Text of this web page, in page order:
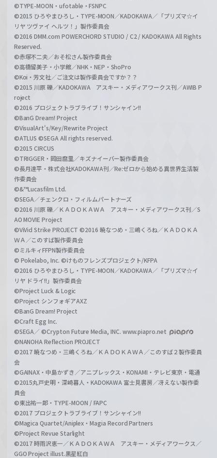
©TYPE-MOON・ufotable・FSNPC
©2015 ひろやまひろし・TYPE-MOON／KADOKAWA／「プリズマ☆イ
リヤ ツヴァイ ヘルツ！」製作委員会
©2016 DMM.com POWERCHORD STUDIO / C2 / KADOKAWA All Rights
Reserved.
©赤塚不二夫／おそ松さん製作委員会
©高橋留美子・小学館／NHK・NEP・ShoPro
©Koi・芳文社／ご注文は製作委員会ですか？？
©2015 川原 礫／KADOKAWA アスキー・メディアワークス刊／AWIB P
roject
©2016 プロジェクトラブライブ！サンシャイン!!
©BanG Dream! Project
©VisualArt's/Key/Rewrite Project
©ATLUS ©SEGA All rights reserved.
©2015 CIRCUS
©TRIGGER・岡田麿里／キズナイーバー製作委員会
©長月達平・株式会社KADOKAWA刊／Re:ゼロから始める異世界生活製
作委員会
©&™Lucasfilm Ltd.
©SEGA／チェンクロ・フィルムパートナーズ
©2016 川原 礫／ＫＡＤＯＫＡＷＡ アスキー・メディアワークス刊／S
AO MOVIE Project
©ViVid Strike PROJECT ©2016 暁なつめ・三嶋くろね／ＫＡＤＯＫＡ
ＷＡ／このすば製作委員会
©ミルキィFFPN製作委員会
© Pokelabo, Inc. ©けものフレンズプロジェクト/KFPA
©2016 ひろやまひろし・TYPE-MOON／KADOKAWA／「プリズマ☆イ
リヤ ドライ!!」製作委員会
©Project Luck & Logic
©Project シンフォギアAXZ
©BanG Dream! Project
©Craft Egg Inc.
©SEGA／ ©Crypton Future Media, INC. www.piapro.net
©NANOHA Reflection PROJECT
©2017 暁なつめ・三嶋くろね／ＫＡＤＯＫＡＷＡ／このすば２製作委員
会
©GAINAX・中島かずき／アニプレックス・KONAMI・テレビ東京・電通
©2015丸戸史明・深崎暮人・KADOKAWA 富士見書房／冴えない製作委
員会
©東出祐一郎・TYPE-MOON / FAPC
©2017 プロジェクトラブライブ！サンシャイン!!
©Magica Quartet/Aniplex・Magia Record Partners
©Project Revue Starlight
©2017 時雨沢恵一／ＫＡＤＯＫＡＷＡ アスキー・メディアワークス／
GGO Project illust.黒星紅白